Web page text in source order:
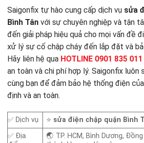
Saigonfix tự hào cung cấp dịch vụ sửa
Bình Tân với sự chuyên nghiệp và tận
đến giải pháp hiệu quả cho mọi vấn đề
xử lý sự cố chập cháy đến lắp đặt và
Hãy liên hệ qua HOTLINE 0901 835 011
an toàn và chi phí hợp lý. Saigonfix luôn
cùng bạn để đảm bảo hệ thống điện
định và an toàn.
✅ Dịch vụ ⭐ sửa điện chập quận Bình
✅ Địa
🌏 TP. HCM, Bình Dương,